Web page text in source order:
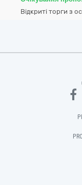
Відкриті торги з